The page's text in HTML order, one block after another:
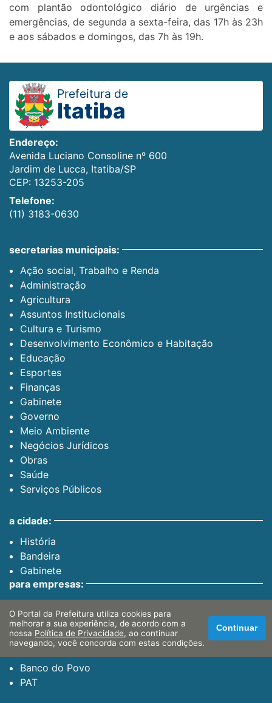
com plantão odontológico diário de urgências e
emergências, de segunda a sexta-feira, das 17h às 23h
e aos sábados e domingos, das 7h às 19h.
Prefeitura de
Itatiba
Endereço:
Avenida Luciano Consoline nº 600
Jardim de Lucca, Itatiba/SP
CEP: 13253-205
Telefone:
(11) 3183-0630
secretarias municipais:
Ação social, Trabalho e Renda
Administração
Agricultura
Assuntos Institucionais
Cultura e Turismo
Desenvolvimento Econômico e Habitação
Educação
Esportes
Finanças
Gabinete
Governo
Meio Ambiente
Negócios Jurídicos
Obras
Saúde
Serviços Públicos
a cidade:
História
Bandeira
Gabinete
para empresas:
Finanças Web
Certidão Negativa
para o cidadão:
Banco do Povo
PAT
O Portal da Prefeitura utiliza cookies para
melhorar a sua experiência, de acordo com a
nossa Política de Privacidade, ao continuar
navegando, você concorda com estas condições.
Continuar